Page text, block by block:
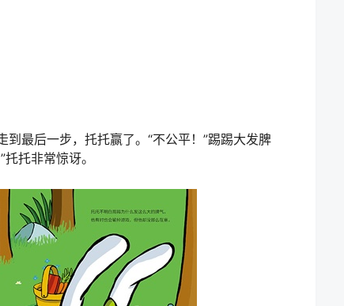
最后一步，托托赢了。“不公平！”踢踢大发脾
托非常惊讶。